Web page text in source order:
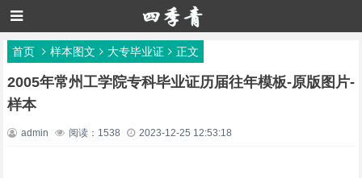
首页 样本图文 大专毕业证 正文
2005年常州工学院专科毕业证历届往年模板-原版图片-
样本
admin 阅读：1538 2023-12-25 12:53:18